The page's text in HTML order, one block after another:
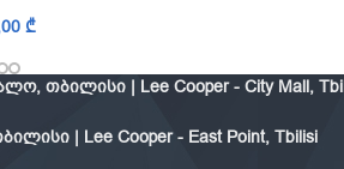
₾
თბილისი | Lee Cooper - City Mall,
| Lee Cooper - East Point, Tbilisi